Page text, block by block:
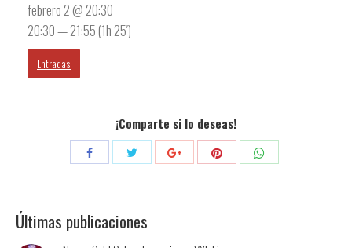
febrero 2 @ 20:30
20:30 — 21:55(1h 25′)
Entradas
¡Comparte si lo deseas!
Compartir CompartirCompartirCompartir
Últimas publicaciones